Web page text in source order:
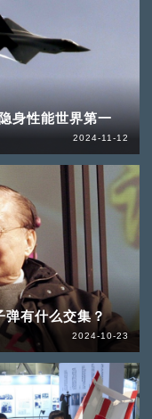
身性能世界第一
2024-11-12
弹有什么交集？
2024-10-23